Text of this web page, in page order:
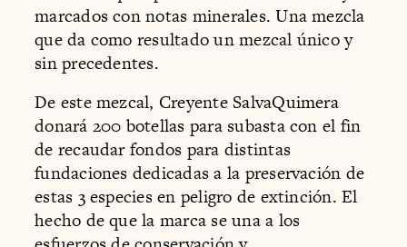
marcados con notas minerales. Una mezcla
que da como resultado un mezcal único y
sin precedentes.
De este mezcal, Creyente SalvaQuimera
donará 200 botellas para subasta con el fin
de recaudar fondos para distintas
fundaciones dedicadas a la preservación de
estas 3 especies en peligro de extinción. El
hecho de que la marca se una a los